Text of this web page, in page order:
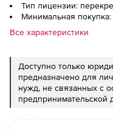
Тип лицензии:
Минимальная покупка:
Все характеристики
Доступно только
предназначено для
нужд, не связанных с
предпринимательской